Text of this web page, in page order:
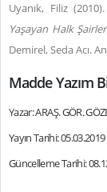
Uyanık, Filiz
Yaşayan Halk
Demirel, Seda Acı.
Madde Yazım
Yazar: ARAŞ. GÖR.
Yayın Tarihi: 05.03.2019
Güncelleme Tarihi: